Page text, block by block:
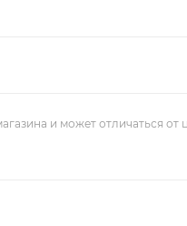
и может отличаться от